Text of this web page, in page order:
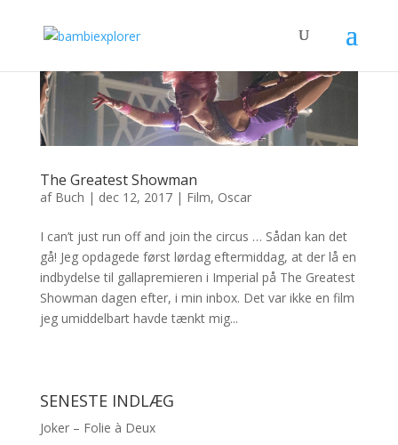
The Greatest Showman
af Buch | dec 12, 2017| Film, Oscar
I can’t just run off and join the circus … Sådan kan det
gå! Jeg opdagede først lørdag eftermiddag, at der lå en
indbydelse til gallapremieren i Imperial på The Greatest
Showman dagen efter, i min inbox. Det var ikke en film
jeg umiddelbart havde tænkt mig...
SENESTE INDLÆG
Joker – Folie à Deux